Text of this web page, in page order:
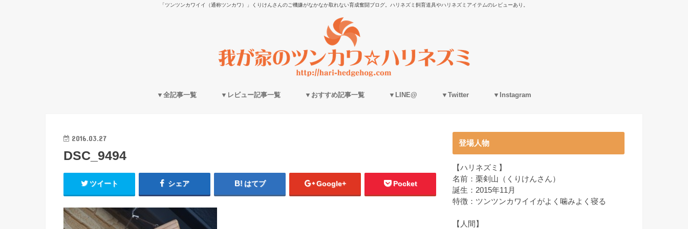
「ツンツンカワイイ（通称ツンカワ）」くりけんさんのご機嫌がなかなか取れない育成奮闘ブログ。ハリネズミ飼育道具やハリネズミアイテムのレビューあり。
▼全記事一覧 ▼レビュー記事一覧 ▼おすすめ記事一覧 ▼LINE@ ▼Twitter ▼Instagram
2016.03.27
DSC_9494
ツイート シェア はてブ Google+ Pocket
登場人物
【ハリネズミ】
名前：栗剣山（くりけんさん）
誕生：2015年11月
特徴：ツンツンカワイイがよく噛みよく寝る
【人間】